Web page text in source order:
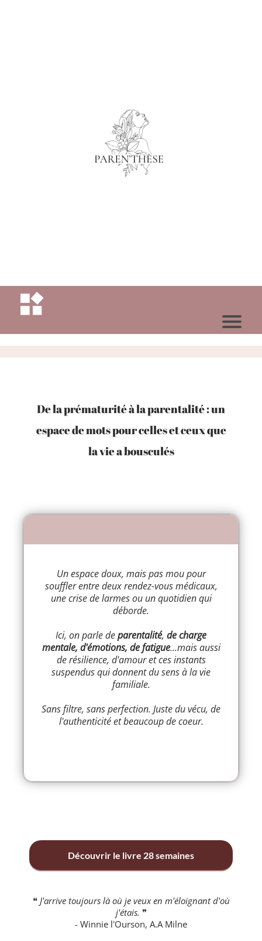
De la prématurité à la parentalité : un
espace de mots pour celles et ceux que
la vie a bousculés
Un espace doux, mais pas mou pour
souffler entre deux rendez-vous médicaux,
une crise de larmes ou un quotidien qui
déborde.
Ici, on parle deparentalité, de charge
mentale, d'émotions, de fatigue...mais aussi
de résilience, d'amour et ces instants
suspendus qui donnent du sens à la vie
familiale.
Sans filtre, sans perfection. Juste du vécu, de
l'authenticité et beaucoup de coeur.
Découvrir le livre 28 semaines
❝ J'arrive toujours là où je veux en m'éloignant d'où
j'étais. ❞
- Winnie l'Ourson, A.A Milne